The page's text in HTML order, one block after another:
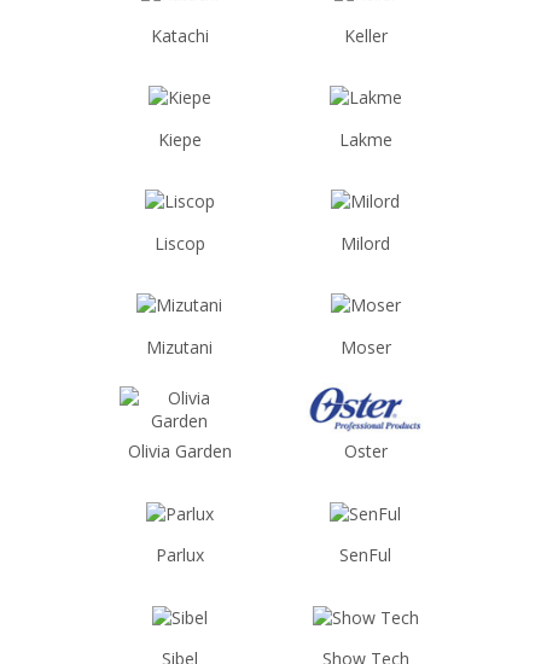
Katachi Keller
Kiepe Lakme
Liscop Milord
Mizutani Moser
Olivia Garden Oster
Parlux SenFul
Sibel Show Tech